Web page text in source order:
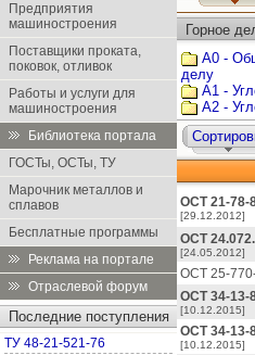
Предприятия
машиностроения
Поставщики проката,
поковок, отливок
Работы и услуги для
машиностроения
Библиотека портала
ГОСТы, ОСТы, ТУ
Марочник металлов и
сплавов
Бесплатные программы
Реклама на портале
Отраслевой форум
Последние поступления
ТУ 48-21-521-76
Горное
А0 -
делу
А1 -
А2 -
ОСТ 21-78-
[29.12.2012]
ОСТ
[24.05.2012]
ОСТ 25-
ОСТ 34-13-
[10.12.2015]
ОСТ 34-13-
[10.12.2015]